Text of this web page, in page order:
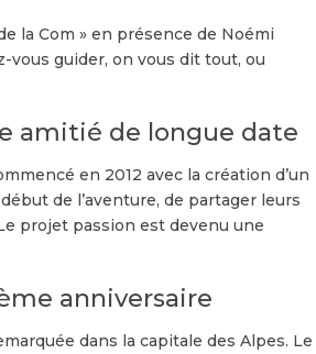
la Com » en présence de Noémi
vous guider, on vous dit tout, ou
amitié de longue date
en 2012 avec la création d’un
de l’aventure, de partager leurs
projet passion est devenu une
anniversaire
dans la capitale des Alpes. Le